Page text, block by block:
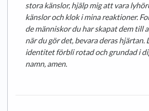
stora känslor, hjälp mig att vara
känslor och klok i mina reaktioner.
de människor du har skapat dem till
när du gör det, bevara deras hjärtan.
identitet förbli rotad och grundad i
namn, amen.